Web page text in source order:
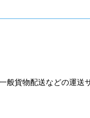
般貨物配送などの運